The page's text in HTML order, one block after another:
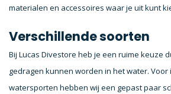
materialen en accessoires waar je uit kunt
Verschillende soorten
Bij Lucas Divestore heb je een ruime keuze
gedragen kunnen worden in het water.
watersporten hebben wij een gepast paar